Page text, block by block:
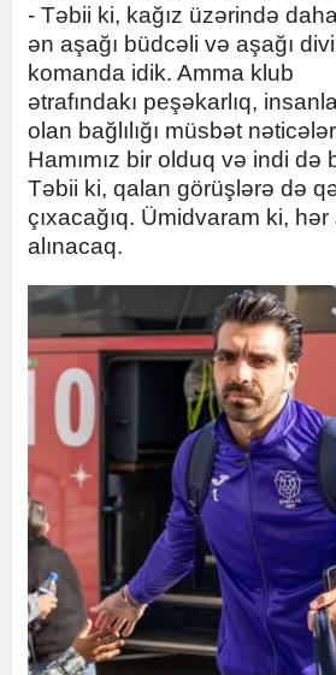
- Təbii ki, kağız üzərində
ən aşağı büdcəli və aşağı
komanda idik. Amma klub
ətrafındakı peşəkarlıq,
olan bağlılığı müsbət
Hamımız bir olduq və indi də
Təbii ki, qalan görüşlərə də
çıxacağıq. Ümidvaram ki,
alınacaq.